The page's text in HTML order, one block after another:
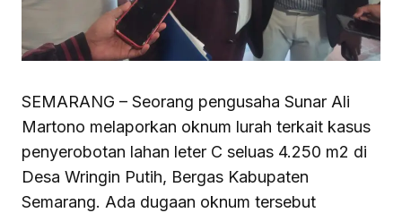
SEMARANG – Seorang pengusaha Sunar Ali
Martono melaporkan oknum lurah terkait kasus
penyerobotan lahan leter C seluas 4.250 m2 di
Desa Wringin Putih, Bergas Kabupaten
Semarang. Ada dugaan oknum tersebut